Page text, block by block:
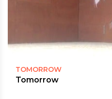
TOMORROW
Tomorrow